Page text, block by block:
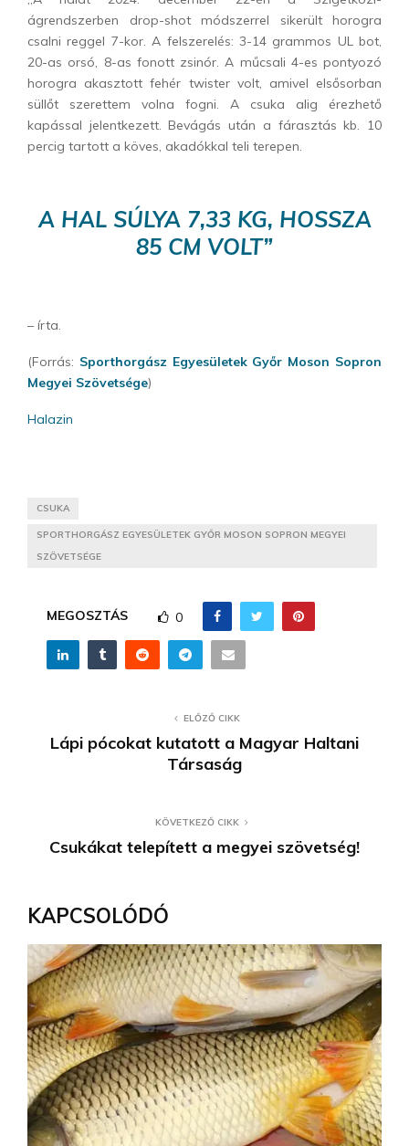
ágrendszerben drop-shot módszerrel sikerült horogra
csalni reggel 7-kor. A felszerelés: 3-14 grammos UL bot,
20-as orsó, 8-as fonott zsinór. A műcsali 4-es pontyozó
horogra akasztott fehér twister volt, amivel elsősorban
süllőt szerettem volna fogni. A csuka alig érezhető
kapással jelentkezett. Bevágás után a fárasztás kb. 10
percig tartott a köves, akadókkal teli terepen.
A HAL SÚLYA 7,33 KG, HOSSZA
85 CM VOLT”
– írta.
(Forrás: Sporthorgász Egyesületek Győr Moson Sopron
Megyei Szövetsége)
Halazin
CSUKA
SPORTHORGÁSZ EGYESÜLETEK GYŐR MOSON SOPRON MEGYEI
SZÖVETSÉGE
MEGOSZTÁS 0
ELŐZŐ CIKK
Lápi pócokat kutatott a Magyar Haltani
Társaság
KÖVETKEZŐ CIKK
Csukákat telepített a megyei szövetség!
KAPCSOLÓDÓ